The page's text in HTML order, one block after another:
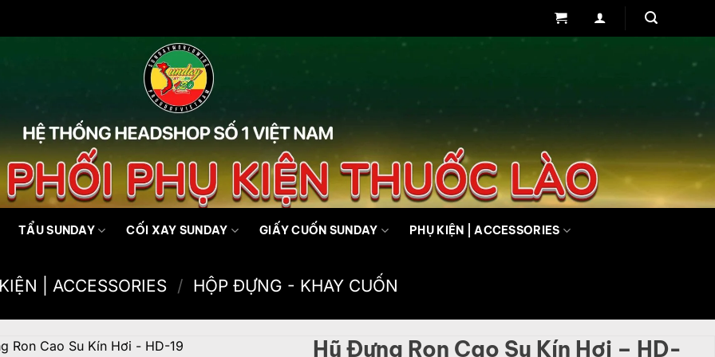
TẨU SUNDAY CỐI XAY SUNDAY GIẤY CUỐN SUNDAY PHỤ KIỆN | ACCESSORIES
| ACCESSORIES / HỘP ĐỰNG - KHAY CUỐN
Hũ Đựng Ron Cao Su Kín Hơi – HD-